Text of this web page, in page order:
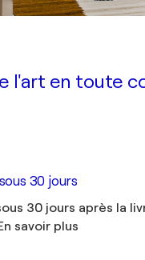
l'art en toute
30 jours
30 jours après la
savoir plus